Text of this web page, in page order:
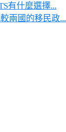
有什麼選擇...
兩國的移民政...